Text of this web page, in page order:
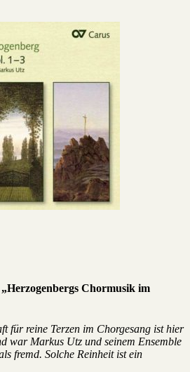
Chormusik im
für reine Terzen im Chorgesang ist hier
war Markus Utz und seinem Ensemble
fremd. Solche Reinheit ist ein